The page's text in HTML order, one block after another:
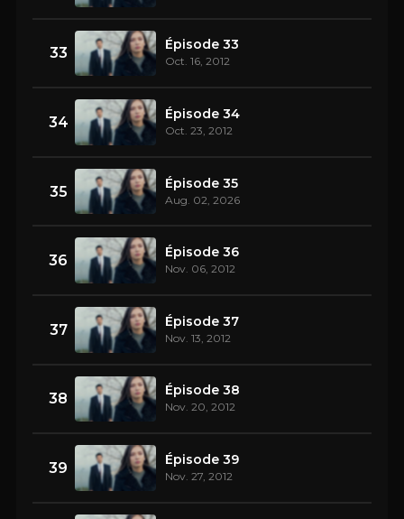
33 Épisode 33
Oct. 16, 2012
34 Épisode 34
Oct. 23, 2012
35 Épisode 35
Aug. 02, 2026
36 Épisode 36
Nov. 06, 2012
37 Épisode 37
Nov. 13, 2012
38 Épisode 38
Nov. 20, 2012
39 Épisode 39
Nov. 27, 2012